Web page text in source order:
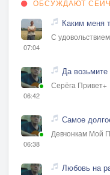
ОБСУЖДАЮТ
07:04
Каким меня
С
06:42
Да возьмите
Серёга Привет+
06:38
Самое
Девчонкам Мой
Любовь на